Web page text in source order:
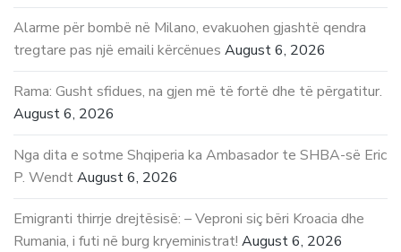
Alarme për bombë në Milano, evakuohen gjashtë qendra
tregtare pas një emaili kërcënues August 6, 2026
Rama: Gusht sfidues, na gjen më të fortë dhe të përgatitur.
August 6, 2026
Nga dita e sotme Shqiperia ka Ambasador te SHBA-së Eric
P. WendtAugust 6, 2026
Emigranti thirrje drejtësisë: – Veproni siç bëri Kroacia dhe
Rumania, i futi në burg kryeministrat! August 6, 2026